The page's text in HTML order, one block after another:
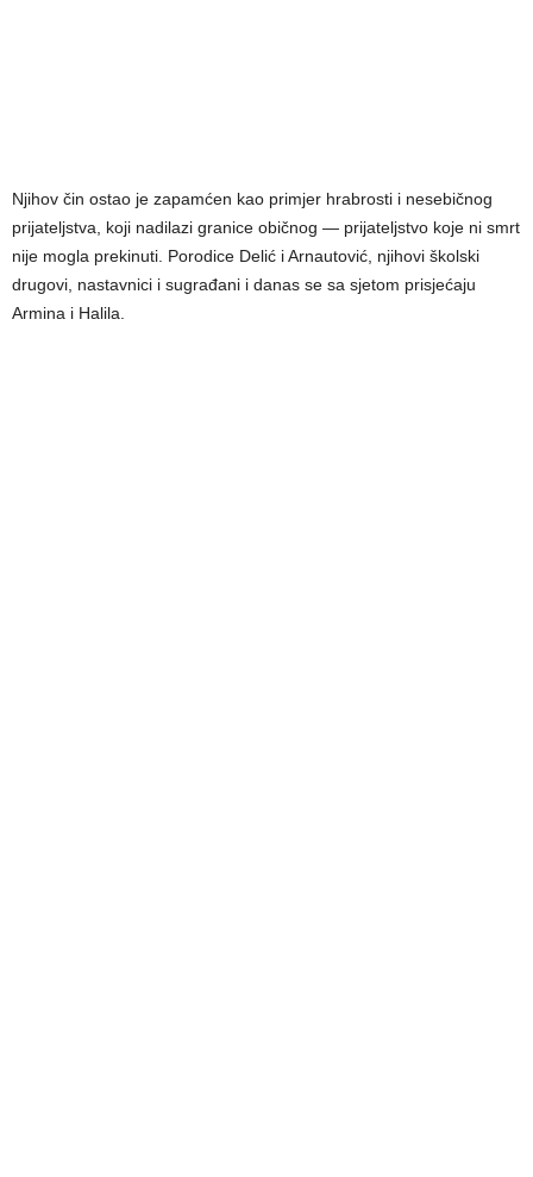
Njihov čin ostao je zapamćen kao primjer hrabrosti i nesebičnog
prijateljstva, koji nadilazi granice običnog — prijateljstvo koje ni smrt
nije mogla prekinuti. Porodice Delić i Arnautović, njihovi školski
drugovi, nastavnici i sugrađani i danas se sa sjetom prisjećaju
Armina i Halila.